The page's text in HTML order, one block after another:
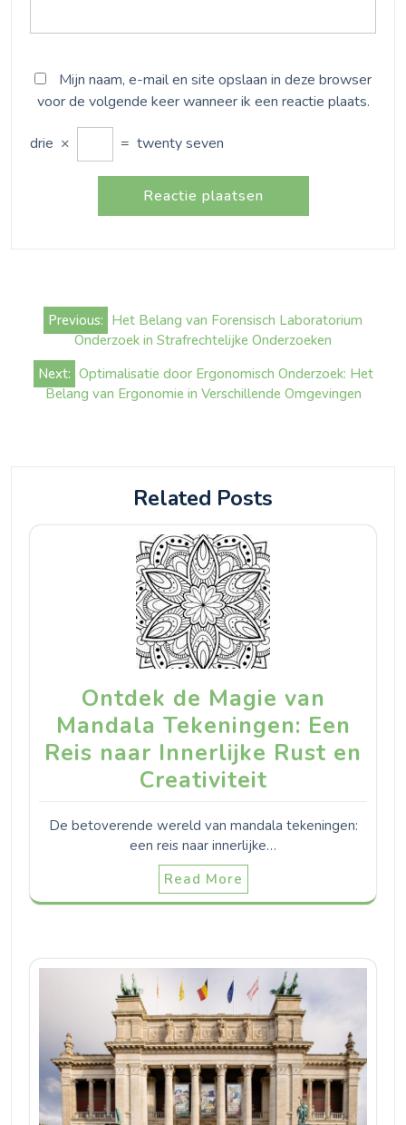
Mijn naam, e-mail en site opslaan in deze browser
voor de volgende keer wanneer ik een reactie plaats.
drie × = twenty seven
Bericht
navigatie
Previous: Het Belang van Forensisch Laboratorium
Onderzoek in Strafrechtelijke Onderzoeken
Next: Optimalisatie door Ergonomisch Onderzoek: Het
Belang van Ergonomie in Verschillende Omgevingen
Related Posts
Ontdek de Magie van
Mandala Tekeningen: Een
Reis naar Innerlijke Rust en
Creativiteit
De betoverende wereld van mandala tekeningen:
een reis naar innerlijke…
Read More